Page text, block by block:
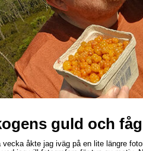
guld och
vecka åkte jag iväg på en lite längre